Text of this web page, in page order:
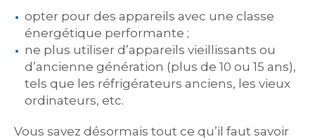
opter pour des appareils avec une classe
énergétique performante ;
ne plus utiliser d’appareils vieillissants ou
d’ancienne génération (plus de 10 ou 15 ans),
tels que les réfrigérateurs anciens, les vieux
ordinateurs, etc.
Vous savez désormais tout ce qu’il faut savoir